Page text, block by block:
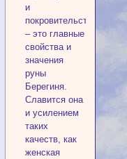
и
покровительство
– это главные
свойства и
значения
руны
Берегиня.
Славится она
и усилением
таких
качеств, как
женская